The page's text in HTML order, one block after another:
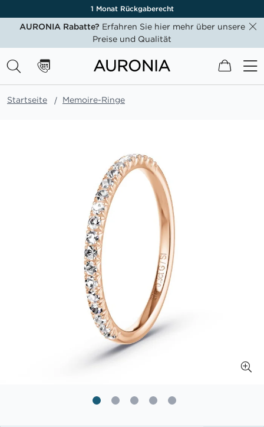
1 Monat Rückgaberecht
AURONIA Rabatte? Erfahren Sie hier mehr über unsere
Preise und Qualität
Mein
Startseite Memoire-Ringe